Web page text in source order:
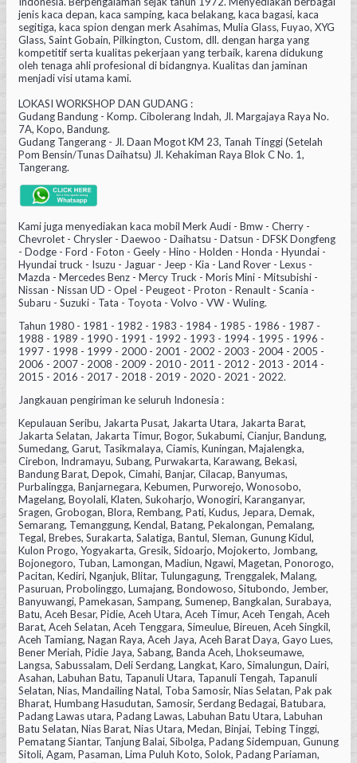
jenis kaca depan, kaca samping, kaca belakang, kaca bagasi, kaca
segitiga, kaca spion dengan merk Asahimas, Mulia Glass, Fuyao, XYG
Glass, Saint Gobain, Pilkington, Custom, dll. dengan harga yang
kompetitif serta kualitas pekerjaan yang terbaik, karena didukung
oleh tenaga ahli profesional di bidangnya. Kualitas dan jaminan
menjadi visi utama kami.
LOKASI WORKSHOP DAN GUDANG :
Gudang Bandung - Komp. Cibolerang Indah, Jl. Margajaya Raya No.
7A, Kopo, Bandung.
Gudang Tangerang - Jl. Daan Mogot KM 23, Tanah Tinggi (Setelah
Pom Bensin/Tunas Daihatsu) Jl. Kehakiman Raya Blok C No. 1,
Tangerang.
Kami juga menyediakan kaca mobil Merk Audi - Bmw - Cherry -
Chevrolet - Chrysler - Daewoo - Daihatsu - Datsun - DFSK Dongfeng
- Dodge - Ford - Foton - Geely - Hino - Holden - Honda - Hyundai -
Hyundai truck - Isuzu - Jaguar - Jeep - Kia - Land Rover - Lexus -
Mazda - Mercedes Benz - Mercy Truck - Moris Mini - Mitsubishi -
Nissan - Nissan UD - Opel - Peugeot - Proton - Renault - Scania -
Subaru - Suzuki - Tata - Toyota - Volvo - VW - Wuling.
Tahun 1980 - 1981 - 1982 - 1983 - 1984 - 1985 - 1986 - 1987 -
1988 - 1989 - 1990 - 1991 - 1992 - 1993 - 1994 - 1995 - 1996 -
1997 - 1998 - 1999 - 2000 - 2001 - 2002 - 2003 - 2004 - 2005 -
2006 - 2007 - 2008 - 2009 - 2010 - 2011 - 2012 - 2013 - 2014 -
2015 - 2016 - 2017 - 2018 - 2019 - 2020 - 2021 - 2022.
Jangkauan pengiriman ke seluruh Indonesia :
Kepulauan Seribu, Jakarta Pusat, Jakarta Utara, Jakarta Barat,
Jakarta Selatan, Jakarta Timur, Bogor, Sukabumi, Cianjur, Bandung,
Sumedang, Garut, Tasikmalaya, Ciamis, Kuningan, Majalengka,
Cirebon, Indramayu, Subang, Purwakarta, Karawang, Bekasi,
Bandung Barat, Depok, Cimahi, Banjar, Cilacap, Banyumas,
Purbalingga, Banjarnegara, Kebumen, Purworejo, Wonosobo,
Magelang, Boyolali, Klaten, Sukoharjo, Wonogiri, Karanganyar,
Sragen, Grobogan, Blora, Rembang, Pati, Kudus, Jepara, Demak,
Semarang, Temanggung, Kendal, Batang, Pekalongan, Pemalang,
Tegal, Brebes, Surakarta, Salatiga, Bantul, Sleman, Gunung Kidul,
Kulon Progo, Yogyakarta, Gresik, Sidoarjo, Mojokerto, Jombang,
Bojonegoro, Tuban, Lamongan, Madiun, Ngawi, Magetan, Ponorogo,
Pacitan, Kediri, Nganjuk, Blitar, Tulungagung, Trenggalek, Malang,
Pasuruan, Probolinggo, Lumajang, Bondowoso, Situbondo, Jember,
Banyuwangi, Pamekasan, Sampang, Sumenep, Bangkalan, Surabaya,
Batu, Aceh Besar, Pidie, Aceh Utara, Aceh Timur, Aceh Tengah, Aceh
Barat, Aceh Selatan, Aceh Tenggara, Simeulue, Bireuen, Aceh Singkil,
Aceh Tamiang, Nagan Raya, Aceh Jaya, Aceh Barat Daya, Gayo Lues,
Bener Meriah, Pidie Jaya, Sabang, Banda Aceh, Lhokseumawe,
Langsa, Sabussalam, Deli Serdang, Langkat, Karo, Simalungun, Dairi,
Asahan, Labuhan Batu, Tapanuli Utara, Tapanuli Tengah, Tapanuli
Selatan, Nias, Mandailing Natal, Toba Samosir, Nias Selatan, Pak pak
Bharat, Humbang Hasudutan, Samosir, Serdang Bedagai, Batubara,
Padang Lawas utara, Padang Lawas, Labuhan Batu Utara, Labuhan
Batu Selatan, Nias Barat, Nias Utara, Medan, Binjai, Tebing Tinggi,
Pematang Siantar, Tanjung Balai, Sibolga, Padang Sidempuan, Gunung
Sitoli, Agam, Pasaman, Lima Puluh Koto, Solok, Padang Pariaman,